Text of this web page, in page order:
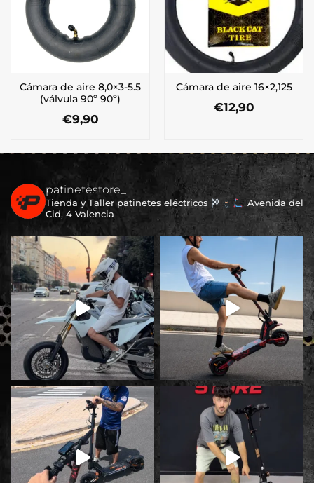
Cámara de aire 8,0×3-5.5
(válvula 90º 90º)
€9,90
Cámara de aire 16×2,125
€12,90
patinetestore_
Tienda y Taller patinetes eléctricos
Avenida del
Cid, 4 Valencia